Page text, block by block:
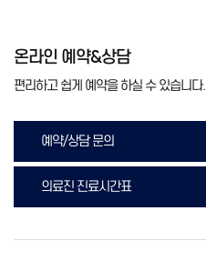
온라인 예약&상담
편리하고 쉽게 예약을 하실 수 있습니다.
예약/상담 문의
의료진 진료시간표